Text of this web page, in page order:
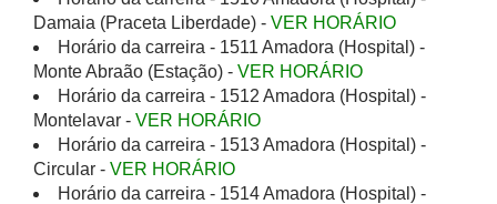
Damaia (Praceta Liberdade) - VER HORÁRIO
Horário da carreira - 1511 Amadora (Hospital) -
Monte Abraão (Estação) - VER HORÁRIO
Horário da carreira - 1512 Amadora (Hospital) -
Montelavar - VER HORÁRIO
Horário da carreira - 1513 Amadora (Hospital) -
Circular - VER HORÁRIO
Horário da carreira - 1514 Amadora (Hospital) -